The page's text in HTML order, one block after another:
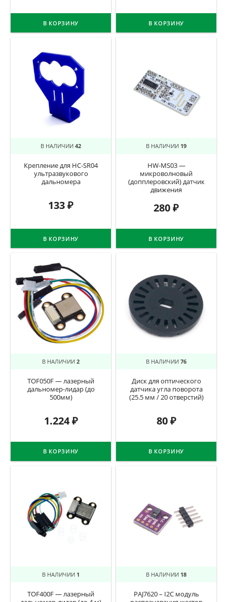
В КОРЗИНУ В КОРЗИНУ
В НАЛИЧИИ 42
Крепление для HC-SR04
ультразвукового
дальномера
133₽
В КОРЗИНУ
В НАЛИЧИИ 19
HW-MS03 —
микроволновый
(допплеровский) датчик
движения
280₽
В КОРЗИНУ
В НАЛИЧИИ 2
TOF050F — лазерный
дальномер-лидар (до
500мм)
1.224₽
В КОРЗИНУ
В НАЛИЧИИ 76
Диск для оптического
датчика угла поворота
(25.5 мм / 20 отверстий)
80₽
В КОРЗИНУ
В НАЛИЧИИ 1
TOF400F — лазерный
В НАЛИЧИИ 18
PAJ7620 – I2C модуль